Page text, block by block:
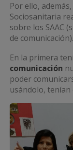
Por ello,
Sociosanitaria
sobre los SAAC
de comunicación).
En la primera
comunicación
poder
usándolo,